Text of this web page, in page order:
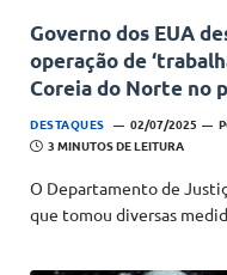
Governo dos EUA
operação de
Coreia do Norte no
DESTAQUES 02/07/2025
3 MINUTOS DE LEITURA
O Departamento de
que tomou diversas